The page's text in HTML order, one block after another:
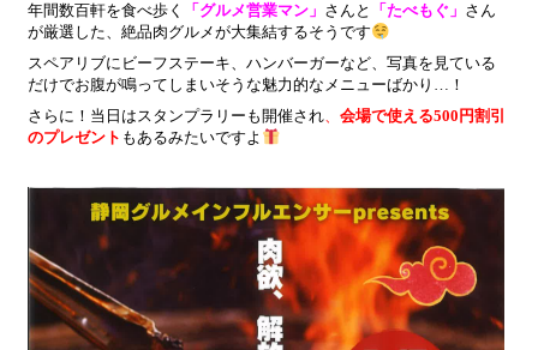
年間数百軒を食べ歩く 「グルメ営業マン」 さんと 「たべもぐ」 さん
が厳選した、絶品肉グルメが大集結するそうです
スペアリブにビーフステーキ、ハンバーガーなど、写真を見ている
だけでお腹が鳴ってしまいそうな魅力的なメニューばかり…！
さらに！当日はスタンプラリーも開催され、会場で使える500円割引
のプレゼント もあるみたいですよ